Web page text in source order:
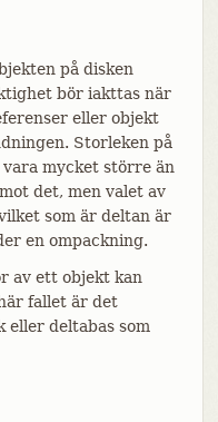
på disken
bör iakttas när
eller objekt
Storleken på
mycket större än
det, men valet av
som är deltan är
en ompackning.
av ett objekt kan
fallet är det
eller deltabas som